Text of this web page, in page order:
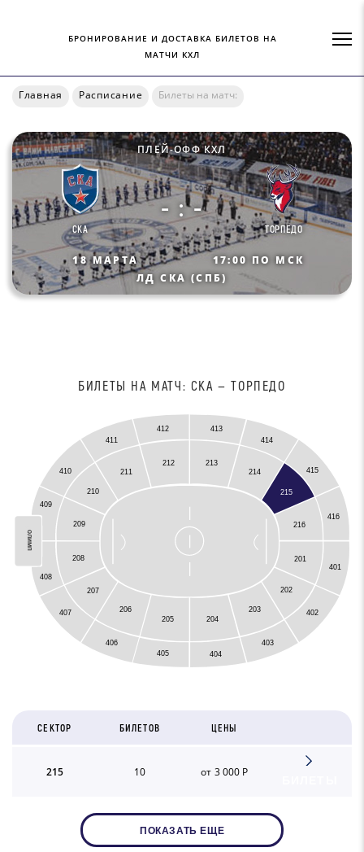
БРОНИРОВАНИЕ И ДОСТАВКА БИЛЕТОВ НА
МАТЧИ КХЛ
Главная Расписание Билеты на матч:
ПЛЕЙ-ОФФ КХЛ
СКА
- : -
ТОРПЕДО
18 МАРТА
17:00 ПО МСК
ЛД СКА (СПБ)
БИЛЕТЫ НА МАТЧ: СКА — ТОРПЕДО
Олимп
412
413
414
415
416
401
402
403
404
405
406
407
408
409
410
411
201
202
203
204
205
206
207
208
209
210
211
212
213
214
215
216
олимп
СЕКТОР БИЛЕТОВ ЦЕНЫ
215 10 от 3 000 Р
ПОКАЗАТЬ ЕЩЕ